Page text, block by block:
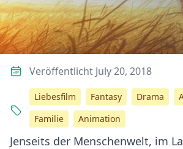
Jenseits der Menschenwelt, im
Veröffentlicht July 20, 2018
Liebesfilm Fantasy Drama
Familie
Animation